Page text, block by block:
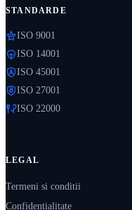
STANDARDE
ISO 9001
ISO 14001
ISO 45001
ISO 27001
ISO 22000
LEGAL
Termeni si conditii
Confidentialitate